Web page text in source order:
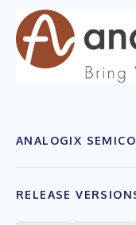
ANALOGIX
RELEASE